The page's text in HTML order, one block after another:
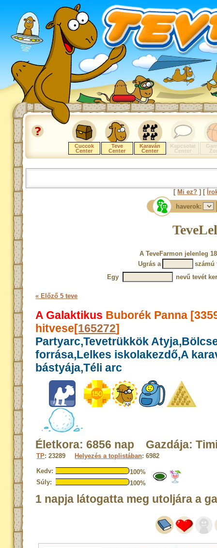
Cuccok
Center
Teve
Center
Karaván
Center
Kapcsolat
Center
[ Mi ez? ] [
haverok:
A TeveFarmon jelenleg
Ugrás a
számú
Egy
nevű tevét
« Előző 5 teve
A Galaktikus Buborék Panna
hitvese[165272]
Partyarc,Tevetrükkök
forrása,Lelkes iskolakezdő,A
bástyája,Téli arc
Életkora: 6856 nap Gazdája:
TP: 23289 Helyezés a toplistában: 6982
Kedv:
100%
Súly:
100%
1 napja látogatta meg utoljára a